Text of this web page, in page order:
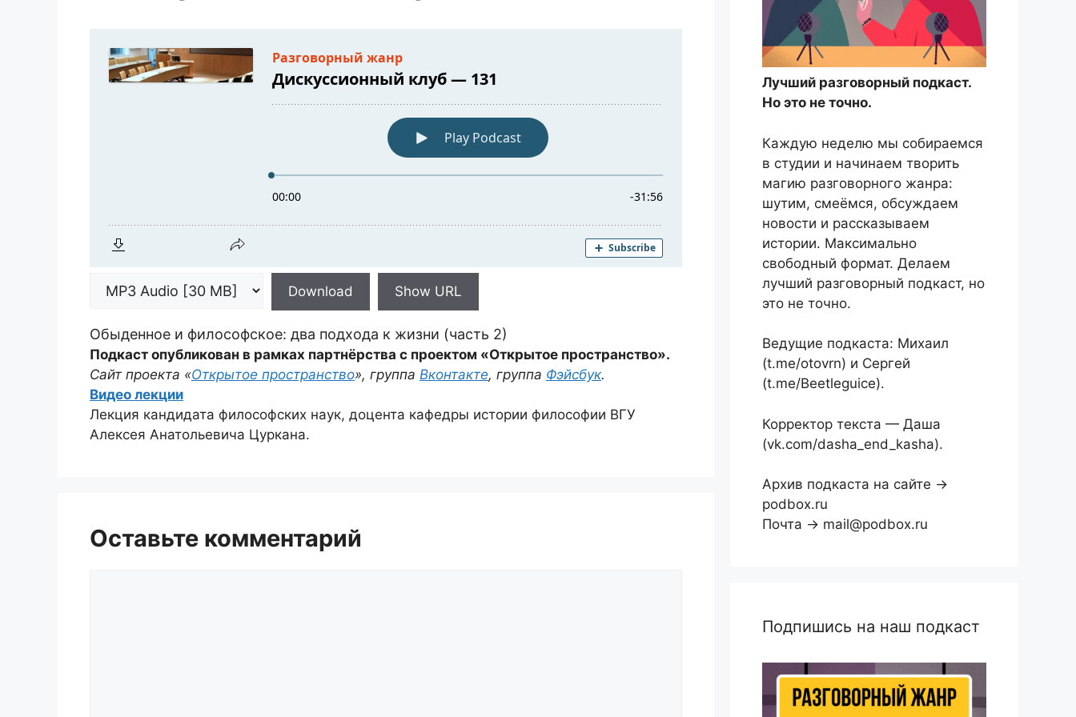
Download Show URL
Обыденное и философское: два подхода к жизни (часть 2)
Подкаст опубликован в рамках партнёрства с проектом «Открытое пространство».
Сайт проекта «Открытое пространство», группа Вконтакте, группа Фэйсбук.
Видео лекции
Лекция кандидата философских наук, доцента кафедры истории философии ВГУ
Алексея Анатольевича Цуркана.
Оставьте комментарий
Лучший разговорный подкаст.
Но это не точно.
Каждую неделю мы собираемся
в студии и начинаем творить
магию разговорного жанра:
шутим, смеёмся, обсуждаем
новости и рассказываем
истории. Максимально
свободный формат. Делаем
лучший разговорный подкаст, но
это не точно.
Ведущие подкаста: Михаил
(t.me/otovrn) и Сергей
(t.me/Beetleguice).
Корректор текста — Даша
(vk.com/dasha_end_kasha).
Архив подкаста на сайте →
podbox.ru
Почта → mail@podbox.ru
Подпишись на наш подкаст